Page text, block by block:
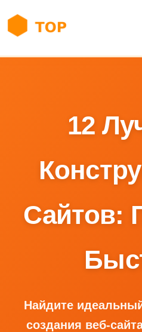
12
Сайтов:
Найдите
создания веб-